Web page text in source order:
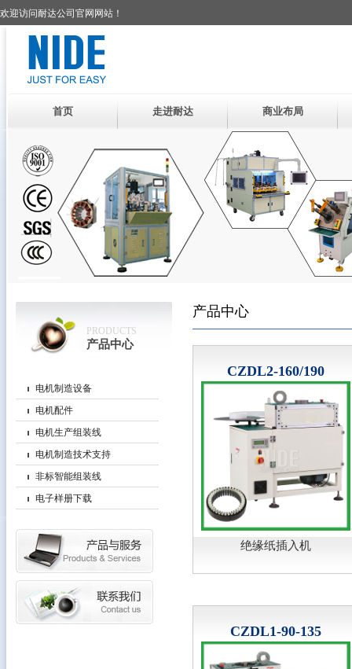
欢迎访问耐达公司官网网站！
首页 走进耐达 商业布局
PRODUCTS
产品中心
电机制造设备
电机配件
电机生产组装线
电机制造技术支持
非标智能组装线
电子样册下载
产品中心
CZDL2-160/190
绝缘纸插入机
CZDL1-90-135